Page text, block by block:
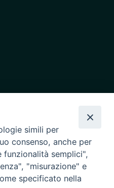
simili per
consenso, anche per
semplici",
"misurazione" e
specificato nella